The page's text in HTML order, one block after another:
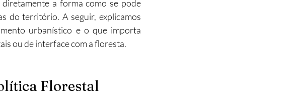
Local Obras Eficiência energética
a forma como se pode
do território. A seguir, explicamos
urbanístico e o que importa
ou de interface com a floresta.
Florestal